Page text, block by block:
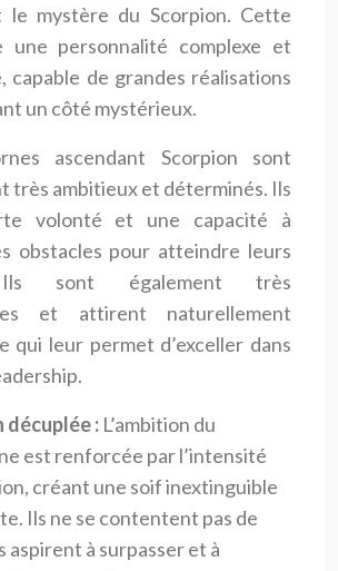
le mystère du Scorpion. Cette
une personnalité complexe et
capable de grandes réalisations
un côté mystérieux.
ascendant Scorpion sont
très ambitieux et déterminés. Ils
volonté et une capacité à
obstacles pour atteindre leurs
sont également très
et attirent naturellement
qui leur permet d’exceller dans
décuplée : L’ambition du
est renforcée par l’intensité
créant une soif inextinguible
Ils ne se contentent pas de
aspirent à surpasser et à